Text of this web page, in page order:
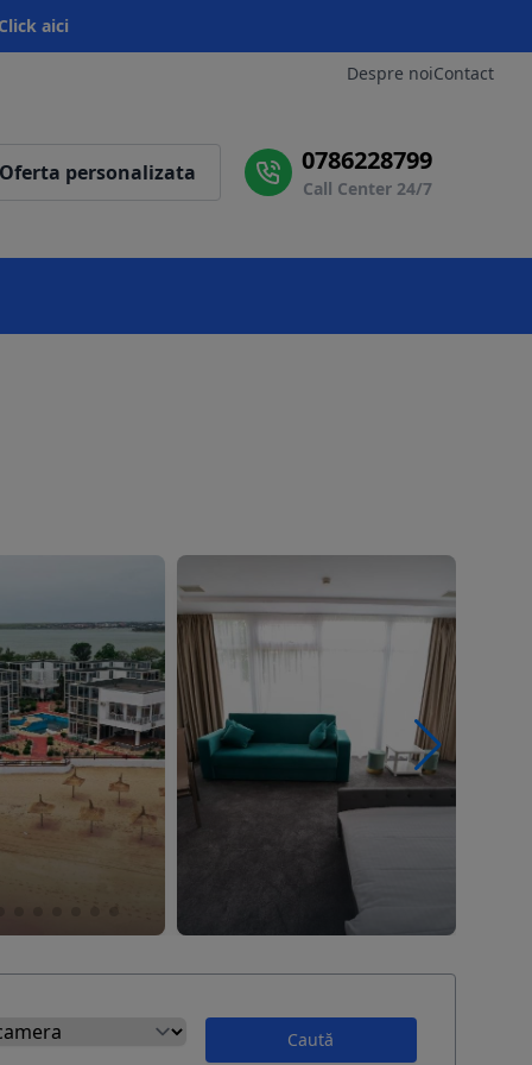
aici
Despre noiContact
Oferta personalizata 0786228799
Call Center 24/7
Caută